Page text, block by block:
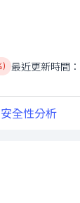
最近更新時間：
安全性分析